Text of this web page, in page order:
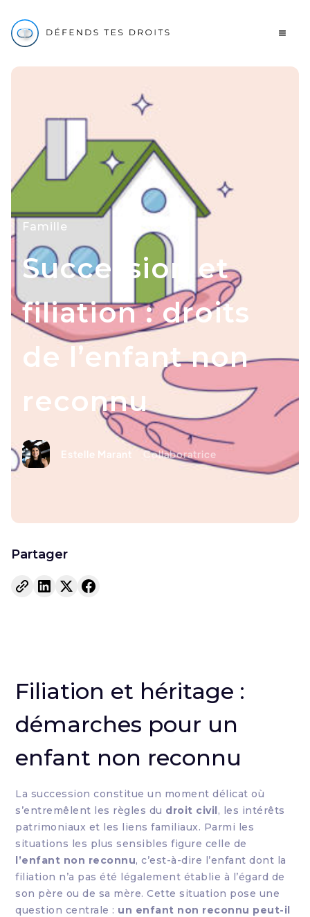
Famille
Succession et
filiation : droits
de l’enfant non
reconnu
Estelle Marant Collaboratrice
Partager
Filiation et héritage :
démarches pour un
enfant non reconnu
La succession constitue un moment délicat où
s’entremêlent les règles du droit civil, les intérêts
patrimoniaux et les liens familiaux. Parmi les
situations les plus sensibles figure celle de
l’enfant non reconnu, c’est-à-dire l’enfant dont la
filiation n’a pas été légalement établie à l’égard de
son père ou de sa mère. Cette situation pose une
question centrale : un enfant non reconnu peut-il